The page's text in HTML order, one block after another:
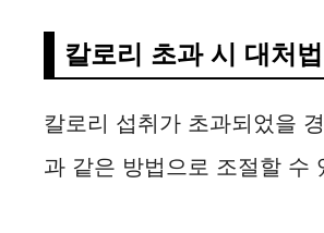
칼로리 초과 시 대처법
칼로리 섭취가 초과되었을
과 같은 방법으로 조절할 수